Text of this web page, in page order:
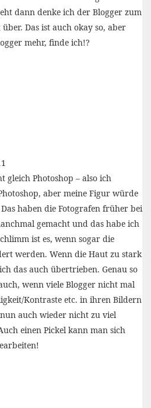
dann denke ich der Blogger zum
Das ist auch okay so, aber
mehr, finde ich!?
gleich Photoshop – also ich
aber meine Figur würde
haben die Fotografen früher bei
gemacht und das habe ich
ist es, wenn sogar die
werden. Wenn die Haut zu stark
das auch übertrieben. Genau so
wenn viele Blogger nicht mal
Kontraste etc. in ihren Bildern
auch wieder nicht zu viel
einen Pickel kann man sich